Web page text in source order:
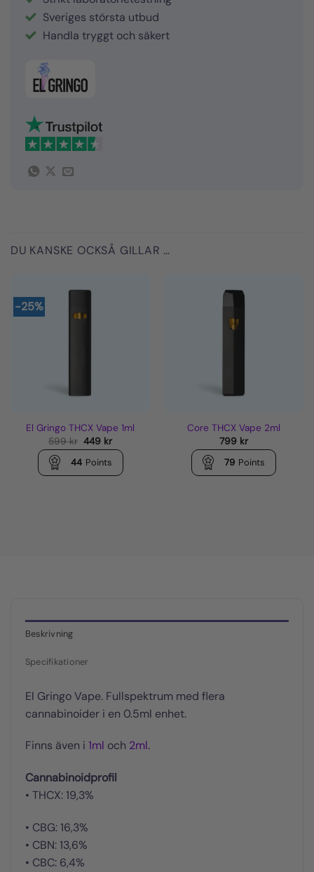
Sveriges största utbud
Handla tryggt och säkert
DU KANSKE OCKSÅ GILLAR …
-25%
El Gringo THCX Vape 1ml
599kr Det
ursprungliga
priset
var:
599 kr.
449 krDet
nuvarande
priset
är:
449 kr.
44 Points
Core THCX Vape 2ml
799 kr
79 Points
Beskrivning
Specifikationer
El Gringo Vape. Fullspektrum med flera
cannabinoider i en 0.5ml enhet.
Finns även i 1ml och 2ml.
Cannabinoidprofil
• THCX: 19,3%
• CBG: 16,3%
• CBN: 13,6%
• CBC: 6,4%